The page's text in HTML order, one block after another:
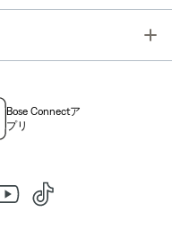
Bose Connectア
プリ